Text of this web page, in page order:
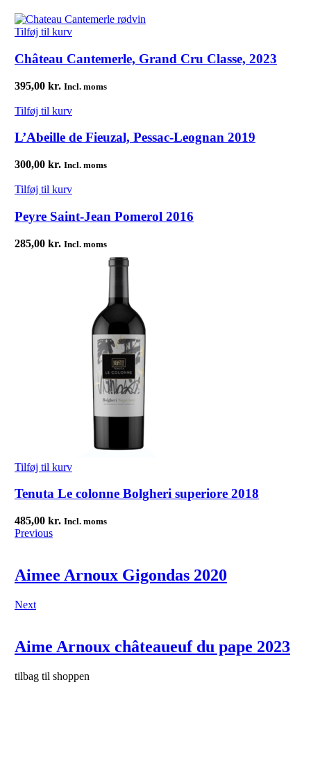
Tilføj til kurv
Château Cantemerle, Grand Cru Classe, 2023
395,00 kr. Incl. moms
Tilføj til kurv
L’Abeille de Fieuzal, Pessac-Leognan 2019
300,00 kr. Incl. moms
Tilføj til kurv
Peyre Saint-Jean Pomerol 2016
285,00 kr. Incl. moms
Tilføj til kurv
Tenuta Le colonne Bolgheri superiore 2018
485,00 kr. Incl. moms
Previous
Aimee Arnoux Gigondas 2020
Next
Aime Arnoux châteaueuf du pape 2023
tilbag til shoppen